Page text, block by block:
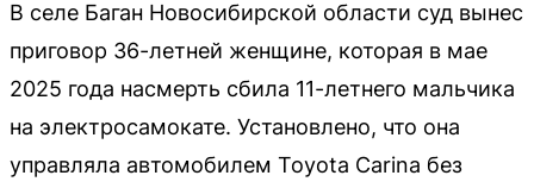
В селе Баган Новосибирской области суд вынес
приговор 36-летней женщине, которая в мае
2025 года насмерть сбила 11-летнего мальчика
на электросамокате. Установлено, что она
управляла автомобилем Toyota Carina без